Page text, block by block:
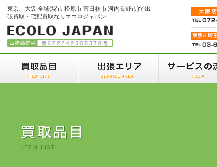
東京、大阪 全域(堺市 松原市 富田林市 河内長野市)で出
張買取・宅配買取ならエコロジャパン